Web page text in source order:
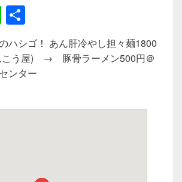
Li
n
e
有
ハシゴ！ あん肝冷やし担々麺1800
こう屋) → 豚骨ラーメン500円＠
ンター